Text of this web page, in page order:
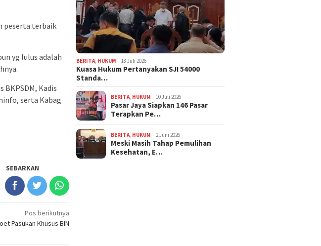
peserta terbaik
yg lulus adalah
BKPSDM, Kadis
serta Kabag
SEBARKAN
Pos berikutnya
Pasukan Khusus BIN
BERITA HUKUM 18 Juli 2026
Kuasa Hukum Pertanyakan SJI 54000
Standa…
BERITA HUKUM 10 Juli 2026
Pasar Jaya Siapkan 146 Pasar
Terapkan Pe…
BERITA HUKUM 2 Juni 2026
Meski Masih Tahap Pemulihan
Kesehatan, E…